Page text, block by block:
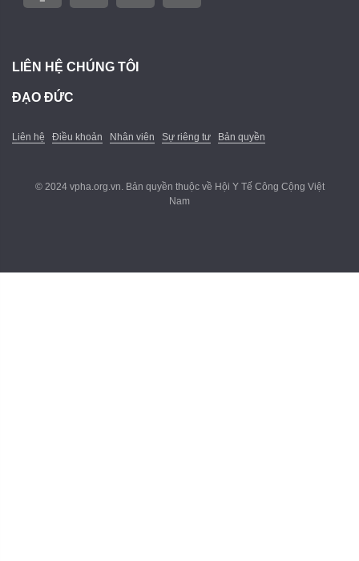
LIÊN HỆ CHÚNG TÔI
ĐẠO ĐỨC
Liên hệ Điều khoản Nhân viên Sự riêng tư Bản quyền
© 2024 vpha.org.vn. Bản quyền thuộc về Hội Y Tế Công Cộng Việt
Nam